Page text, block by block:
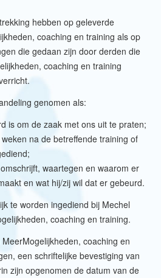
hebben op geleverde
coaching en training als op
die gedaan zijn door derden die
coaching en training
genomen als:
is om de zaak met ons uit te praten;
na de betreffende training of
waartegen en waarom er
en wat hij/zij wil dat er gebeurd.
te worden ingediend bij Mechel
coaching en training.
coaching en
een schriftelijke bevestiging van
zijn opgenomen de datum van de